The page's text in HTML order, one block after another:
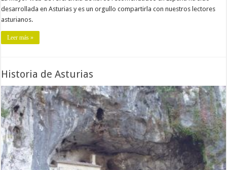
desarrollada en Asturias y es un orgullo compartirla con nuestros lectores
asturianos.
Leer más »
Historia de Asturias